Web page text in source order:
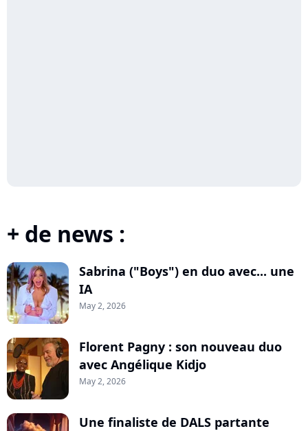
+ de news :
Sabrina ("Boys") en duo avec... une
IA
May 2, 2026
Florent Pagny : son nouveau duo
avec Angélique Kidjo
May 2, 2026
Une finaliste de DALS partante